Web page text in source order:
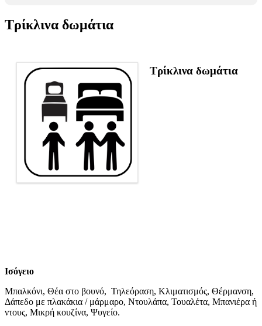
Tρίκλινα δωμάτια
Τρίκλινα δωμάτια
Ισόγειο
Μπαλκόνι, Θέα στο βουνό, Τηλεόραση, Κλιματισμός, Θέρμανση,
Δάπεδο με πλακάκια / μάρμαρο, Ντουλάπα, Τουαλέτα, Μπανιέρα ή
ντους, Μικρή κουζίνα, Ψυγείο.